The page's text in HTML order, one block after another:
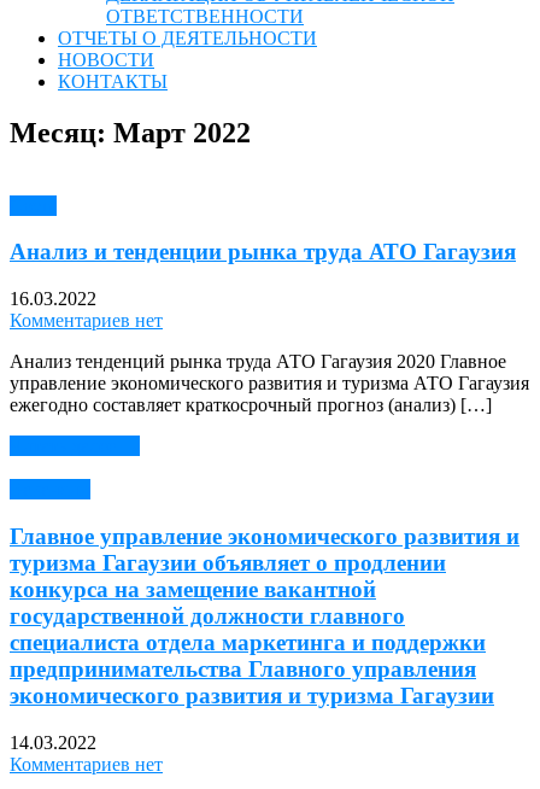
ОТВЕТСТВЕННОСТИ
ОТЧЕТЫ О ДЕЯТЕЛЬНОСТИ
НОВОСТИ
КОНТАКТЫ
Месяц: Март 2022
Анализ и тенденции рынка труда АТО Гагаузия
16.03.2022
Комментариев нет
Анализ тенденций рынка труда АТО Гагаузия 2020 Главное
управление экономического развития и туризма АТО Гагаузия
ежегодно составляет краткосрочный прогноз (анализ) […]
Главное управление экономического развития и
туризма Гагаузии объявляет о продлении
конкурса на замещение вакантной
государственной должности главного
специалиста отдела маркетинга и поддержки
предпринимательства Главного управления
экономического развития и туризма Гагаузии
14.03.2022
Комментариев нет